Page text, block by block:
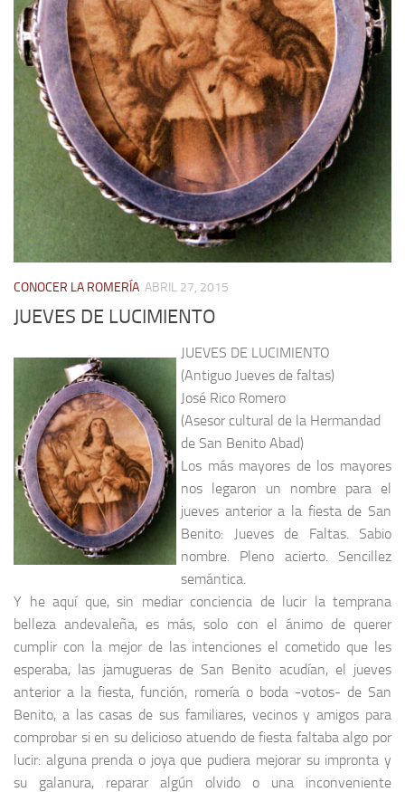
CONOCER LA ROMERÍA ABRIL 27, 2015
JUEVES DE LUCIMIENTO
JUEVES DE LUCIMIENTO
(Antiguo Jueves de faltas)
José Rico Romero
(Asesor cultural de la Hermandad
de San Benito Abad)
Los más mayores de los mayores
nos legaron un nombre para el
jueves anterior a la fiesta de San
Benito: Jueves de Faltas. Sabio
nombre. Pleno acierto. Sencillez
semántica.
Y he aquí que, sin mediar conciencia de lucir la temprana
belleza andevaleña, es más, solo con el ánimo de querer
cumplir con la mejor de las intenciones el cometido que les
esperaba, las jamugueras de San Benito acudían, el jueves
anterior a la fiesta, función, romería o boda -votos- de San
Benito, a las casas de sus familiares, vecinos y amigos para
comprobar si en su delicioso atuendo de fiesta faltaba algo por
lucir: alguna prenda o joya que pudiera mejorar su impronta y
su galanura, reparar algún olvido o una inconveniente